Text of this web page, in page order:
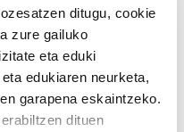
ditugu, cookie
zure gailuko
eta eduki
edukiaren neurketa,
garapena eskaintzeko.
dituen